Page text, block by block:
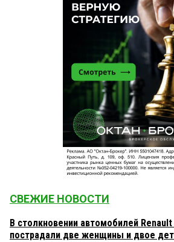
СВЕЖИЕ НОВОСТИ
В столкновении автомобилей
пострадали две женщины и двое